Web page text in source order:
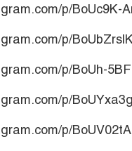
p/BoUc9K-
p/
p/BoUh-
p/
p/